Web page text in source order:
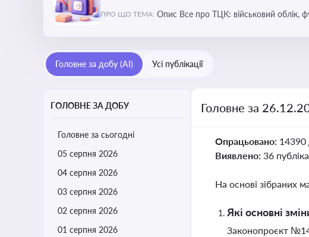
ПРО ЩО ТЕМА: Опис Все про ТЦК: військовий
Головне за добу (AI) Усі публікації
ГОЛОВНЕ ЗА ДОБУ
Головне за сьогодні
05 серпня 2026
04 серпня 2026
03 серпня 2026
02 серпня 2026
01 серпня 2026
Головне за
Опрацьовано:
Виявлено: 36
На основі зібраних
Які основні
Законопроєкт